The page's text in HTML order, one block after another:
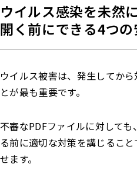
ウイルス感染を未然
開く前にできる4つ
ウイルス被害は、発生してか
とが最も重要です。
不審なPDFファイルに対して
る前に適切な対策を講じるこ
せます。